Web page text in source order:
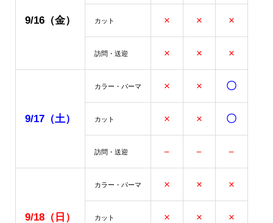
9/16（金） カット × × ×
訪問・送迎 × × ×
9/17（土）
カラー・パーマ × × 〇
カット × × 〇
訪問・送迎 － － －
9/18（日）
カラー・パーマ × × ×
カット × × ×